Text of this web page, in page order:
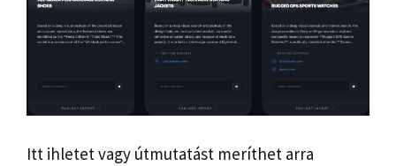
Itt ihletet vagy útmutatást meríthet arra